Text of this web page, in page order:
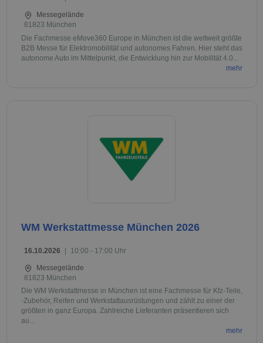
Messegelände
81823 München
Die Fachmesse eMove360 Europe in München ist die weltweit größte
B2B Messe für Elektromobilität und autonomes Fahren. Hier steht das
autonome Auto im Mittelpunkt, die Entwicklung hin zur Mobilität 4.0...
mehr
WM Werkstattmesse München 2026
16.10.2026 | 10:00 - 17:00 Uhr
Messegelände
81823 München
Die WM Werkstattmesse in München ist eine Fachmesse für Kfz-Teile,
-Zubehör, Reifen und Werkstattausrüstungen und zählt zu einer der
größten in ganz Europa. Zahlreiche Lieferanten präsentieren sich
au...
mehr